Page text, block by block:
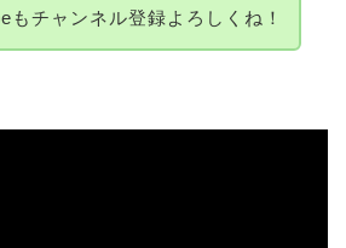
もチャンネル登録よろしくね！